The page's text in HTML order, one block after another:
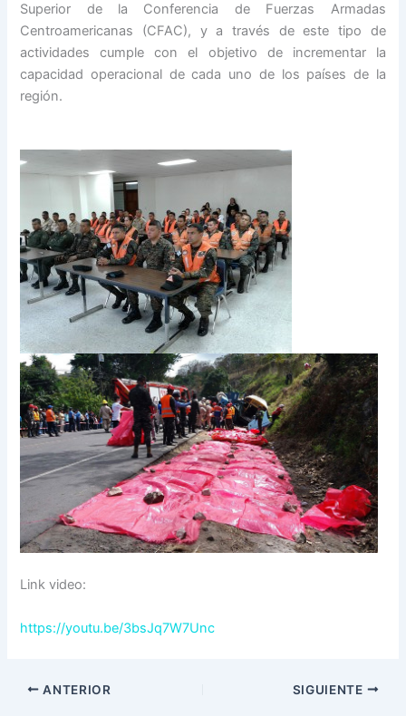
Superior de la Conferencia de Fuerzas Armadas
Centroamericanas (CFAC), y a través de este tipo de
actividades cumple con el objetivo de incrementar la
capacidad operacional de cada uno de los países de la
región.
Link video:
https://youtu.be/3bsJq7W7Unc
ANTERIOR SIGUIENTE